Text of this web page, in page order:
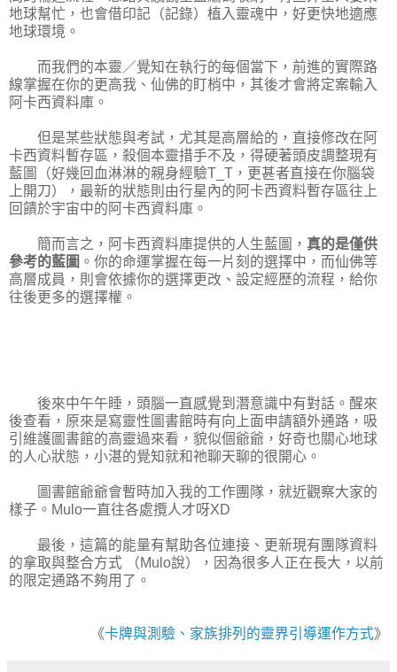
地球幫忙，也會借印記（記錄）植入靈魂中，好更快地適應
地球環境。
而我們的本靈／覺知在執行的每個當下，前進的實際路
線掌握在你的更高我、仙佛的盯梢中，其後才會將定案輸入
阿卡西資料庫。
但是某些狀態與考試，尤其是高層給的，直接修改在阿
卡西資料暫存區，殺個本靈措手不及，得硬著頭皮調整現有
藍圖（好幾回血淋淋的親身經驗T_T，更甚者直接在你腦袋
上開刀），最新的狀態則由行星內的阿卡西資料暫存區往上
回饋於宇宙中的阿卡西資料庫。
簡而言之，阿卡西資料庫提供的人生藍圖， 真的是僅供
參考的藍圖 。你的命運掌握在每一片刻的選擇中，而仙佛等
高層成員，則會依據你的選擇更改、設定經歷的流程，給你
往後更多的選擇權。
後來中午午睡，頭腦一直感覺到潛意識中有對話。醒來
後查看，原來是寫靈性圖書館時有向上面申請額外通路，吸
引維護圖書館的高靈過來看，貌似個爺爺，好奇也關心地球
的人心狀態，小湛的覺知就和祂聊天聊的很開心。
圖書館爺爺會暫時加入我的工作團隊，就近觀察大家的
樣子。Mulo一直往各處攬人才呀XD
最後，這篇的能量有幫助各位連接、更新現有團隊資料
的拿取與整合方式 （Mulo說），因為很多人正在長大，以前
的限定通路不夠用了。
《卡牌與測驗、家族排列的靈界引導運作方式》